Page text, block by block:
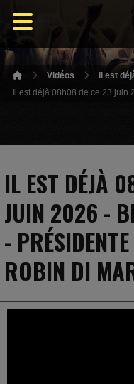
Vidéos Il est
Il est déjà 08h08 de ce 23
IL EST DÉJÀ
JUIN 2026 -
-
ROBIN DI